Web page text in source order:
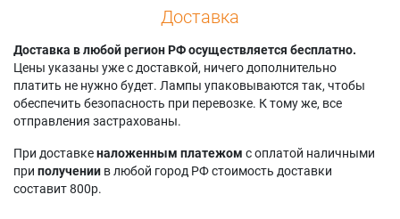
RCA
HD50LPW163YX3
RCA
HD50LPW163YX3(M
)
HD50LPW163YX4
RCA
HD50LPW163YX4(M
RCA
RCA
HD61LPW163YX4(H
)
RCA
HD61LPW163YX6
HD61LPW163YX6(H
)
HDLP61W151YX1
RCA
HDLP61W151YX3
RCA HDLP61W162
644
Thomson 50 DLY
Доставка
Доставка в любой регион РФ осуществляется бесплатно.
Цены указаны уже с доставкой, ничего дополнительно
платить не нужно будет. Лампы упаковываются так, чтобы
обеспечить безопасность при перевозке. К тому же, все
отправления застрахованы.
При доставкеналоженным платежом с оплатой наличными
при получении в любой город РФ стоимость доставки
составит 800р.